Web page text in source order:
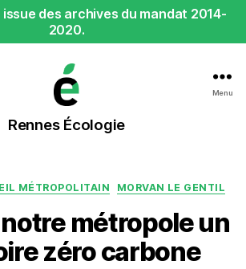
des archives du mandat 2014-
2020.
Rennes
Écologie
Rennes Écologie
Menu
Catégories
MÉTROPOLITAIN MORVAN LE GENTIL
notre métropole un
zéro carbone